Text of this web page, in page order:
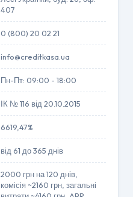
407
0 (800) 20 02 21
info@creditkasa.ua
Пн-Пт: 09:00 - 18:00
ІК № 116 від 20.10.2015
6619,47%
від 61 до 365 днів
2000 грн на 120 днів,
комісія ~2160 грн, загальні